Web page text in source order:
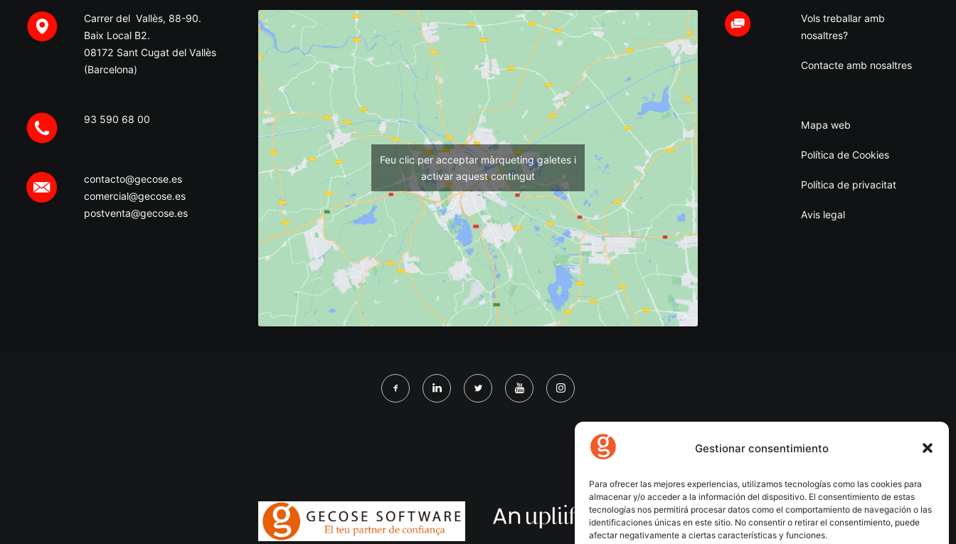
Gestionar consentimiento
Para ofrecer las mejores experiencias, utilizamos tecnologías como las cookies para
almacenar y/o acceder a la información del dispositivo. El consentimiento de estas
tecnologías nos permitirá procesar datos como el comportamiento de navegación o las
identificaciones únicas en este sitio. No consentir o retirar el consentimiento, puede
afectar negativamente a ciertas características y funciones.
Carrer del Vallès, 88-90.
Baix Local B2.
08172 Sant Cugat del Vallès
(Barcelona)
93 590 68 00
contacto@gecose.es
comercial@gecose.es
postventa@gecose.es
Feu clic per acceptar màrqueting galetes i
activar aquest contingut
Vols treballar amb
nosaltres?
Contacte amb nosaltres
Mapa web
Política de Cookies
Política de privacitat
Avis legal